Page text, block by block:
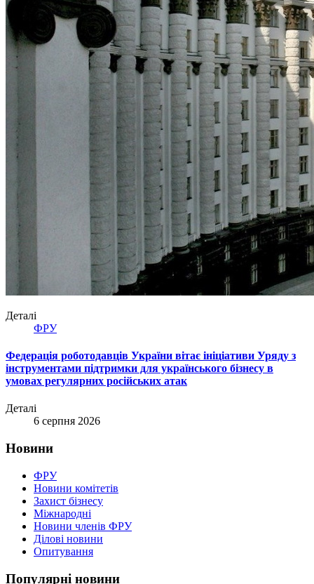
Деталі
ФРУ
Федерація роботодавців України вітає ініціативи Уряду з
інструментами підтримки для українського бізнесу в
умовах регулярних російських атак
Деталі
6 серпня 2026
Новини
ФРУ
Новини комітетів
Захист бізнесу
Міжнародні
Новини членів ФРУ
Ділові новини
Опитування
Популярні новини